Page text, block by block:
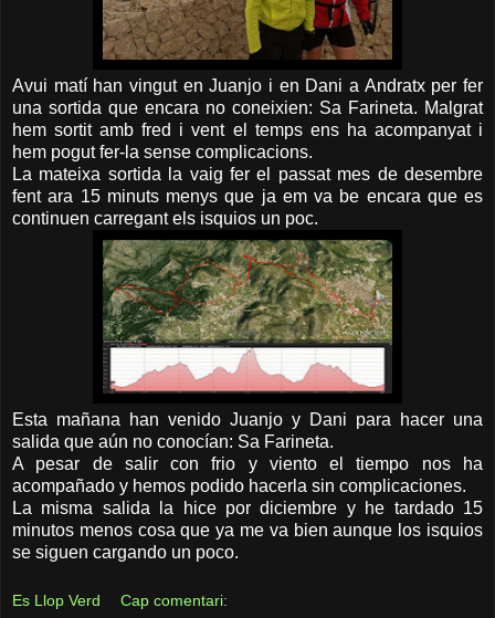
Avui matí han vingut en Juanjo i en Dani a Andratx per fer
una sortida que encara no coneixien: Sa Farineta. Malgrat
hem sortit amb fred i vent el temps ens ha acompanyat i
hem pogut fer-la sense complicacions.
La mateixa sortida la vaig fer el passat mes de desembre
fent ara 15 minuts menys que ja em va be encara que es
continuen carregant els isquios un poc.
Esta mañana han venido Juanjo y Dani para hacer una
salida que aún no conocían: Sa Farineta.
A pesar de salir con frio y viento el tiempo nos ha
acompañado y hemos podido hacerla sin complicaciones.
La misma salida la hice por diciembre y he tardado 15
minutos menos cosa que ya me va bien aunque los isquios
se siguen cargando un poco.
Es Llop Verd Cap comentari: